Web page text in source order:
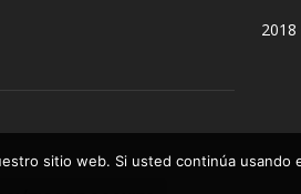
sitio web. Si usted continúa